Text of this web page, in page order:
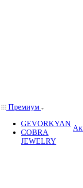
Премиум
GEVORKYAN
COBRA
JEWELRY